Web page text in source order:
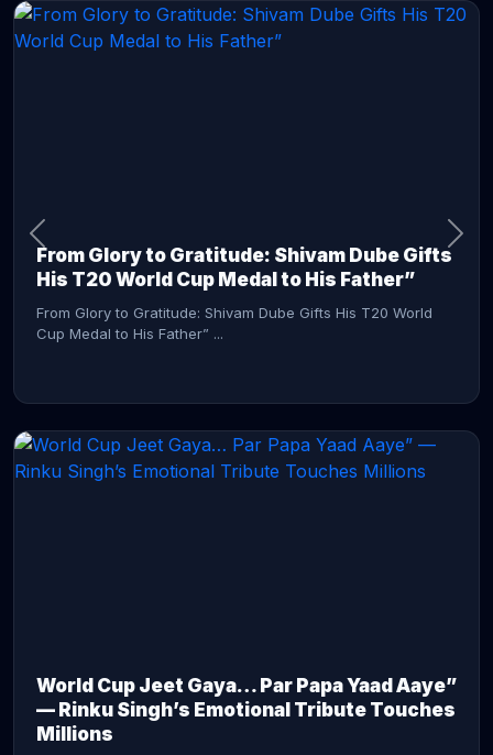
From Glory to Gratitude: Shivam Dube Gifts
His T20 World Cup Medal to His Father”
From Glory to Gratitude: Shivam Dube Gifts His T20 World
Cup Medal to His Father” ...
World Cup Jeet Gaya… Par Papa Yaad Aaye”
— Rinku Singh’s Emotional Tribute Touches
Millions